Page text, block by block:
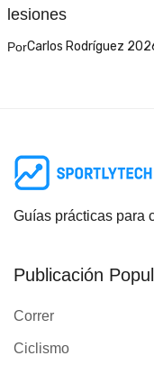
lesiones
PorCarlos Rodríguez
Guías prácticas para
Publicación
Correr
Ciclismo